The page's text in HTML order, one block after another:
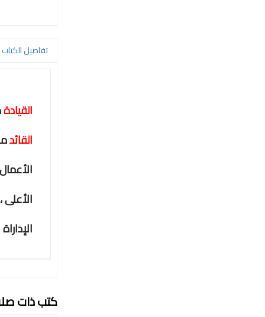
تفاصيل الكتاب
القيادة
القائد
كتب ذات